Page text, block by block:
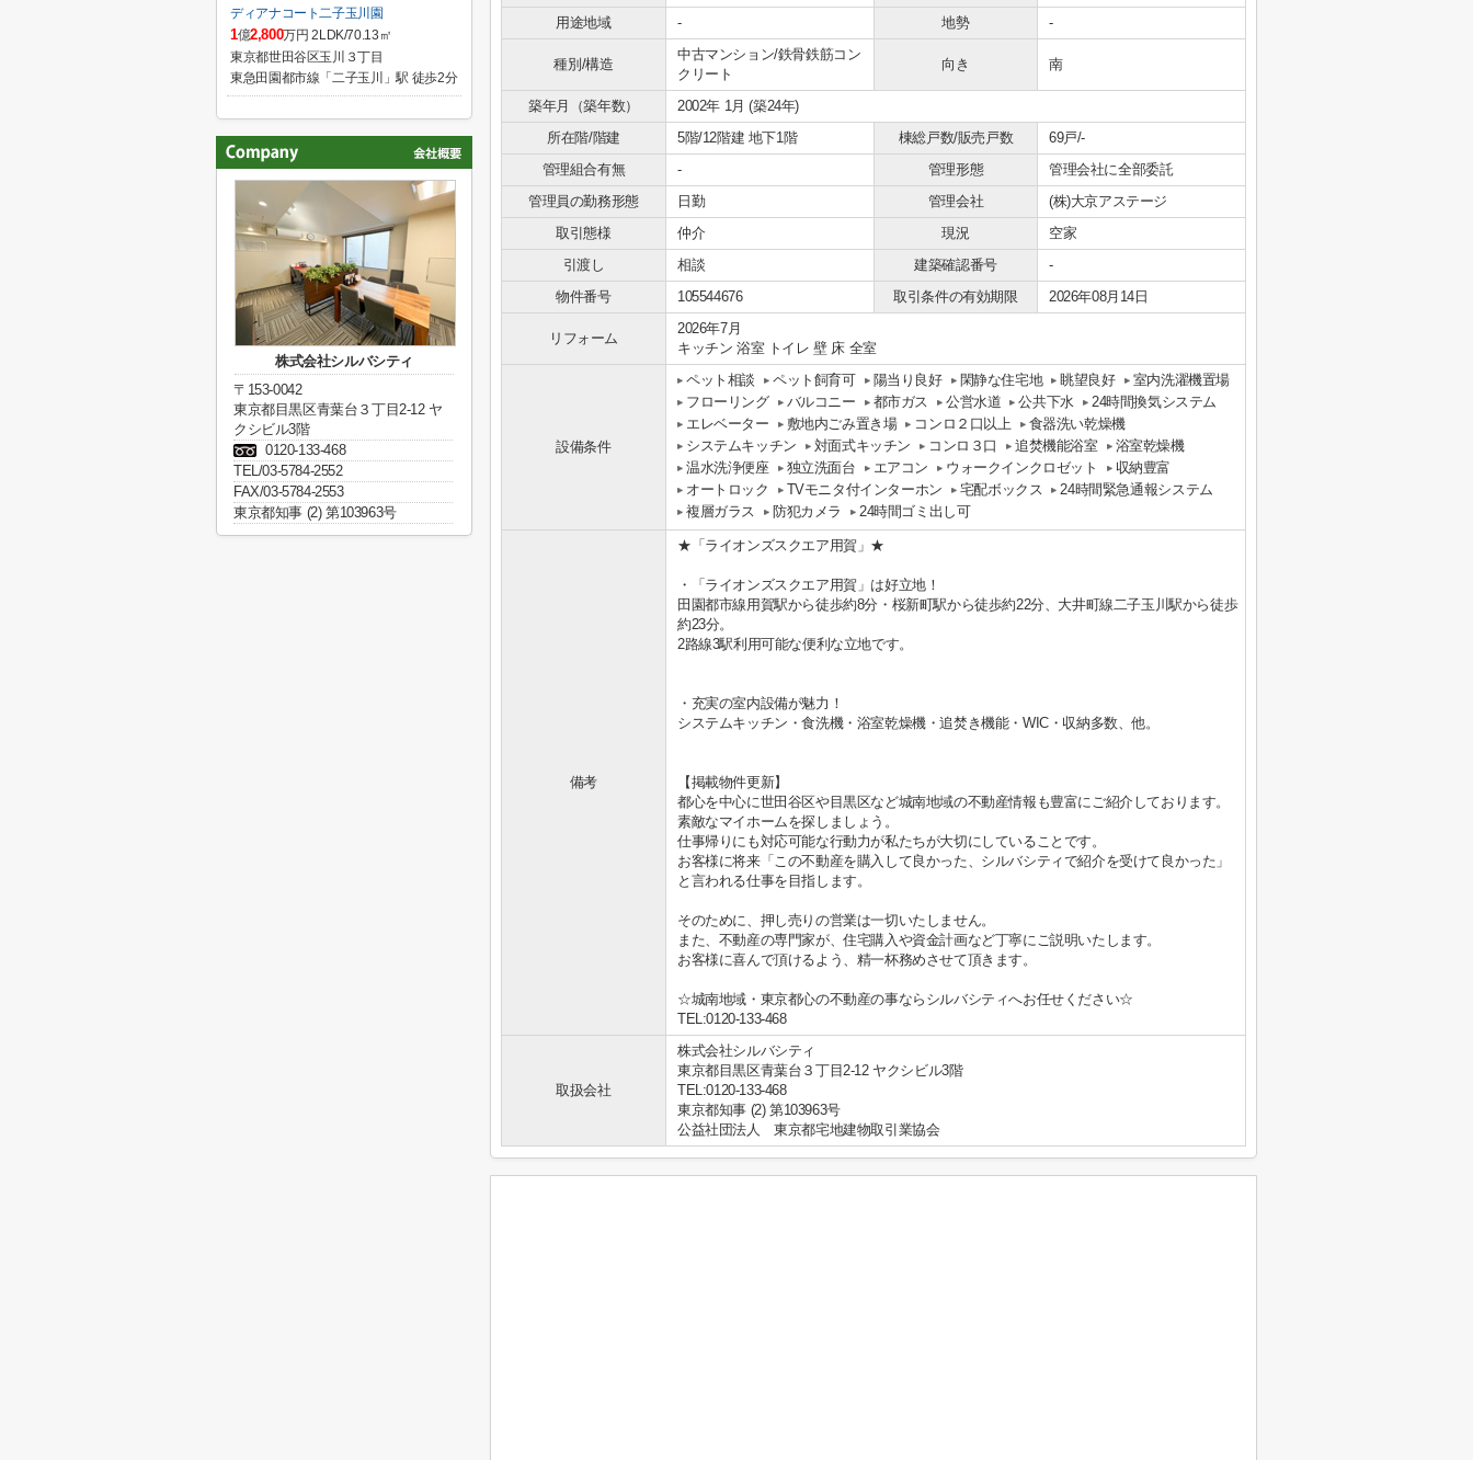
用途地域
- 地勢 -
種別/構造
中古マンション/鉄骨鉄筋コン
クリート
向き 南
築年月（築年数）
2002年 1月 (築24年)
所在階/階建
5階/12階建 地下1階 棟総戸数/販売戸数
69戸/-
管理組合有無
- 管理形態
管理会社に全部委託
管理員の勤務形態
日勤 管理会社
(株)大京アステージ
取引態様
仲介 現況
空家
引渡し
相談 建築確認番号
-
物件番号
105544676 取引条件の有効期限 2026年08月14日
リフォーム
2026年7月
キッチン 浴室 トイレ 壁 床 全室
設備条件
ペット相談 ペット飼育可 陽当り良好 閑静な住宅地 眺望良好
室内洗濯機置場
フローリング
バルコニー 都市ガス 公営水道 公共下水
24時間換気システム
エレベーター
敷地内ごみ置き場 コンロ２口以上
食器洗い乾燥機
システムキッチン
対面式キッチン コンロ３口 追焚機能浴室
浴室乾燥機
温水洗浄便座
独立洗面台 エアコン ウォークインクロゼット
収納豊富
オートロック
TVモニタ付インターホン 宅配ボックス
24時間緊急通報システム
複層ガラス
防犯カメラ 24時間ゴミ出し可
備考
★「ライオンズスクエア用賀」★
・「ライオンズスクエア用賀」は好立地！
田園都市線用賀駅から徒歩約8分・桜新町駅から徒歩約22分、大井町線二子玉川駅から徒歩
約23分。
2路線3駅利用可能な便利な立地です。
・充実の室内設備が魅力！
システムキッチン・食洗機・浴室乾燥機・追焚き機能・WIC・収納多数、他。
【掲載物件更新】
都心を中心に世田谷区や目黒区など城南地域の不動産情報も豊富にご紹介しております。
素敵なマイホームを探しましょう。
仕事帰りにも対応可能な行動力が私たちが大切にしていることです。
お客様に将来「この不動産を購入して良かった、シルバシティで紹介を受けて良かった」
と言われる仕事を目指します。
そのために、押し売りの営業は一切いたしません。
また、不動産の専門家が、住宅購入や資金計画など丁寧にご説明いたします。
お客様に喜んで頂けるよう、精一杯務めさせて頂きます。
☆城南地域・東京都心の不動産の事ならシルバシティへお任せください☆
TEL:0120-133-468
取扱会社
株式会社シルバシティ
東京都目黒区青葉台３丁目2-12 ヤクシビル3階
TEL:0120-133-468
東京都知事 (2) 第103963号
公益社団法人 東京都宅地建物取引業協会
ディアナコート二子玉川園
1億2,800万円 2LDK/70.13㎡
東京都世田谷区玉川３丁目
東急田園都市線「二子玉川」駅 徒歩2分
株式会社シルバシティ
〒153-0042
東京都目黒区青葉台３丁目2-12 ヤ
クシビル3階
0120-133-468
TEL/03-5784-2552
FAX/03-5784-2553
東京都知事 (2) 第103963号